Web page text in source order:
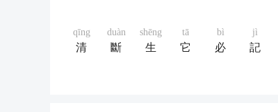
qīng
清
duàn
斷
shēng
生
tā
它
bì
必
jì
記